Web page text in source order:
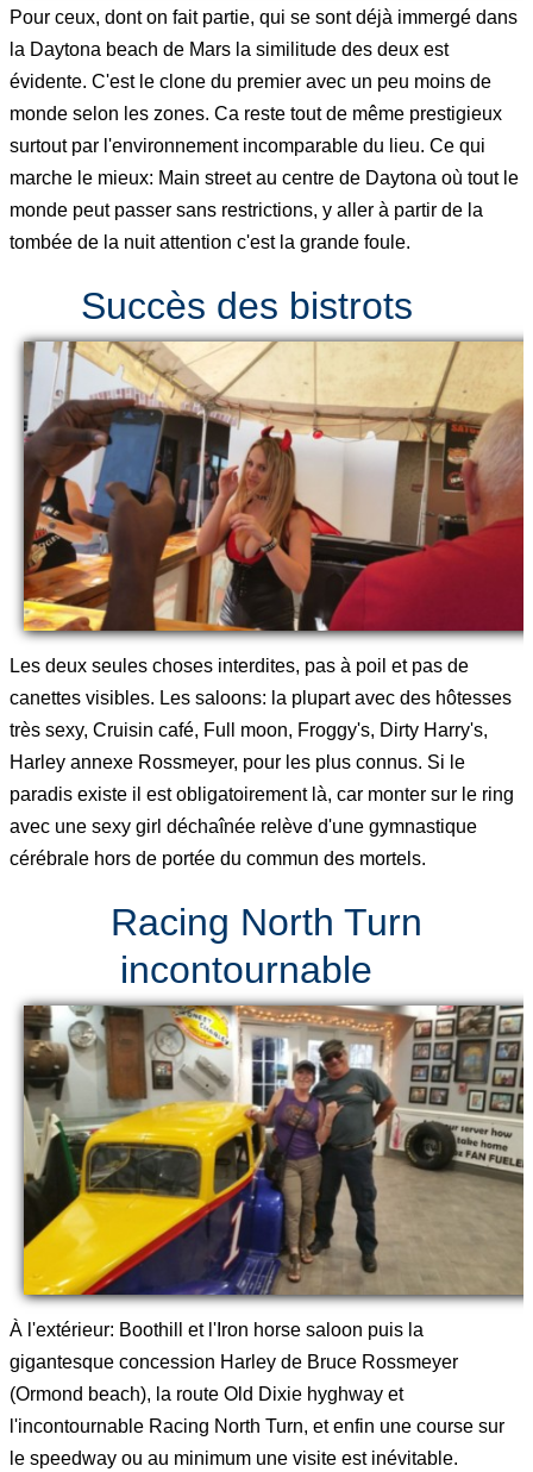
Pour ceux, dont on fait partie, qui se sont déjà immergé dans
la Daytona beach de Mars la similitude des deux est
évidente. C'est le clone du premier avec un peu moins de
monde selon les zones. Ca reste tout de même prestigieux
surtout par l'environnement incomparable du lieu. Ce qui
marche le mieux: Main street au centre de Daytona où tout le
monde peut passer sans restrictions, y aller à partir de la
tombée de la nuit attention c'est la grande foule.
Succès des bistrots
Les deux seules choses interdites, pas à poil et pas de
canettes visibles. Les saloons: la plupart avec des hôtesses
très sexy, Cruisin café, Full moon, Froggy's, Dirty Harry's,
Harley annexe Rossmeyer, pour les plus connus. Si le
paradis existe il est obligatoirement là, car monter sur le ring
avec une sexy girl déchaînée relève d'une gymnastique
cérébrale hors de portée du commun des mortels.
Racing North Turn
incontournable
À l'extérieur: Boothill et l'Iron horse saloon puis la
gigantesque concession Harley de Bruce Rossmeyer
(Ormond beach), la route Old Dixie hyghway et
l'incontournable Racing North Turn, et enfin une course sur
le speedway ou au minimum une visite est inévitable.